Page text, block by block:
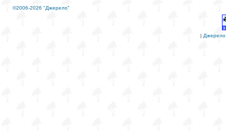
©2006-2026 "Джерело"
| Джерело